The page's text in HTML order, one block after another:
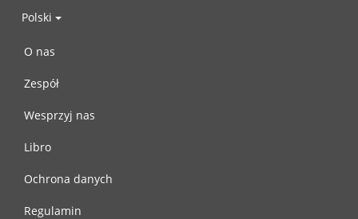
Polski
O nas
Zespół
Wesprzyj nas
Libro
Ochrona danych
Regulamin